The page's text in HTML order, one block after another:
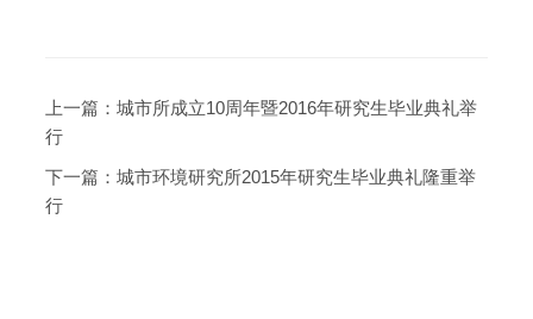
上一篇： 城市所成立10周年暨2016年研究生毕业典礼举
行
下一篇： 城市环境研究所2015年研究生毕业典礼隆重举
行